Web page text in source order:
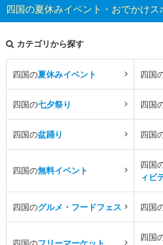
四国の夏休みイベント・おでかけ
カテゴリから探す
四国の夏休みイベント 四国
四国の七夕祭り 四国
四国の盆踊り 四国
四国の無料イベント
四国
ィビ
四国のグルメ・フードフェス 四国
四国のフリーマーケット
四国